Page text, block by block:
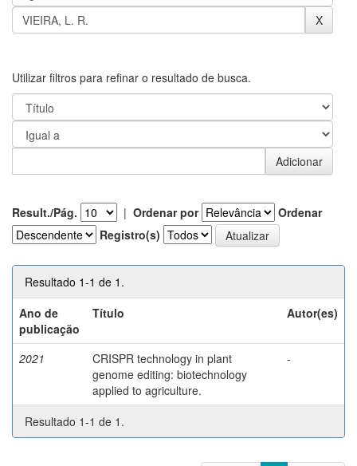
Utilizar filtros para refinar o resultado de busca.
Result./Pág. | Ordenar por
Ordenar
Registro(s)
Resultado 1-1 de 1.
Ano de
publicação
Título Autor(es)
2021
CRISPR technology in plant
genome editing: biotechnology
applied to agriculture.
-
Resultado 1-1 de 1.